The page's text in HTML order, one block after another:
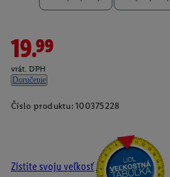
19.99
vrát. DPH
Doručenie
Číslo produktu: 100375228
Zistite svoju veľkosť